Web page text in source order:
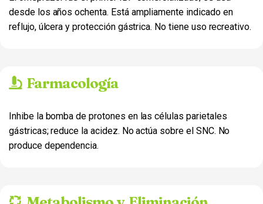
desde los años ochenta. Está ampliamente indicado en
reflujo, úlcera y protección gástrica. No tiene uso recreativo.
Farmacología
Inhibe la bomba de protones en las células parietales
gástricas; reduce la acidez. No actúa sobre el SNC. No
produce dependencia.